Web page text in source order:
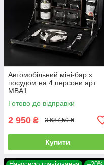
Автомобільний міні-бар з
посудом на 4 персони арт.
MBA1
Готово до відправки
2 950 ₴ 3 687,50 ₴
Купити